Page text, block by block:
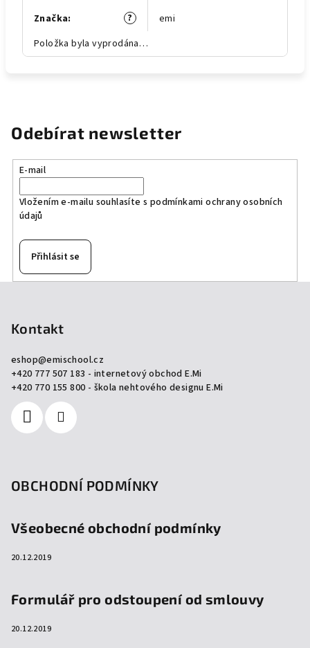
?
Značka:
emi
Položka byla vyprodána…
Odebírat newsletter
E-mail
Vložením e-mailu souhlasíte s podmínkami ochrany osobních
údajů
Přihlásit se
Kontakt
eshop@emischool.cz
+420 777 507 183 - internetový obchod E.Mi
+420 770 155 800 - škola nehtového designu E.Mi
OBCHODNÍ PODMÍNKY
Všeobecné obchodní podmínky
20.12.2019
Formulář pro odstoupení od smlouvy
20.12.2019